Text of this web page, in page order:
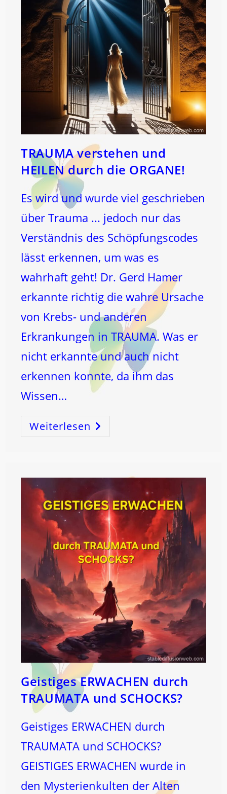
TRAUMA verstehen und
HEILEN durch die ORGANE!
Es wird und wurde viel geschrieben
über Trauma ... jedoch nur das
Verständnis des Schöpfungscodes
lässt erkennen, um was es
wahrhaft geht! Dr. Gerd Hamer
erkannte richtig die wahre Ursache
von Krebs- und anderen
Erkrankungen in TRAUMA. Was er
nicht erkannte und auch nicht
erkennen konnte, da ihm das
Wissen…
Weiterlesen TRAUMA
Verstehen
Und
Geistiges ERWACHEN durch
TRAUMATA und SCHOCKS?
Geistiges ERWACHEN durch
TRAUMATA und SCHOCKS?
GEISTIGES ERWACHEN wurde in
den Mysterienkulten der Alten